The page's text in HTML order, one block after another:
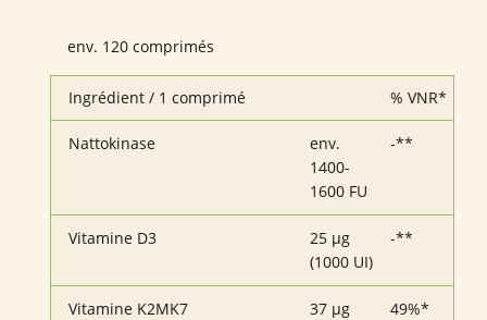
env. 120 comprimés
Ingrédient / 1 comprimé % VNR*
Nattokinase
env.
1400-
1600 FU
-**
Vitamine D3
25 µg
(1000 UI)
-**
Vitamine K2MK7 37 µg 49%*